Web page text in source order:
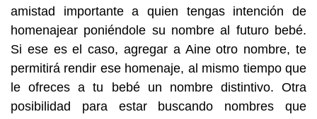
amistad importante a quien tengas intención de
homenajear poniéndole su nombre al futuro bebé.
Si ese es el caso, agregar a Aine otro nombre, te
permitirá rendir ese homenaje, al mismo tiempo que
le ofreces a tu bebé un nombre distintivo. Otra
posibilidad para estar buscando nombres que